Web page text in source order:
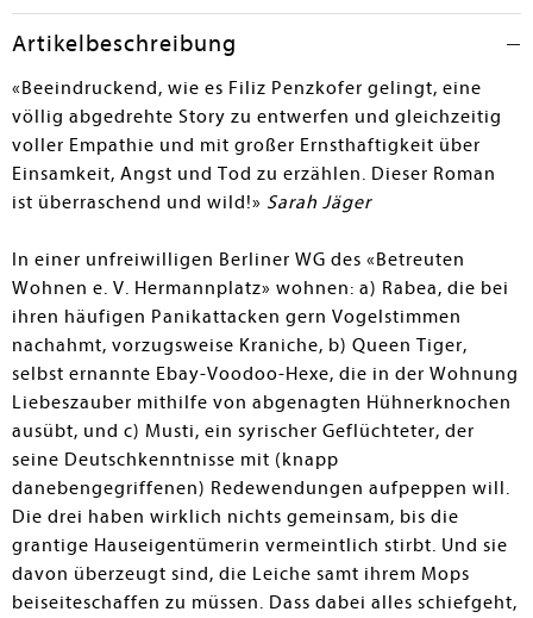
Artikelbeschreibung
«Beeindruckend, wie es Filiz Penzkofer gelingt, eine
völlig abgedrehte Story zu entwerfen und gleichzeitig
voller Empathie und mit großer Ernsthaftigkeit über
Einsamkeit, Angst und Tod zu erzählen. Dieser Roman
ist überraschend und wild!» Sarah Jäger
In einer unfreiwilligen Berliner WG des «Betreuten
Wohnen e. V. Hermannplatz» wohnen: a) Rabea, die bei
ihren häufigen Panikattacken gern Vogelstimmen
nachahmt, vorzugsweise Kraniche, b) Queen Tiger,
selbst ernannte Ebay-Voodoo-Hexe, die in der Wohnung
Liebeszauber mithilfe von abgenagten Hühnerknochen
ausübt, und c) Musti, ein syrischer Geflüchteter, der
seine Deutschkenntnisse mit (knapp
danebengegriffenen) Redewendungen aufpeppen will.
Die drei haben wirklich nichts gemeinsam, bis die
grantige Hauseigentümerin vermeintlich stirbt. Und sie
davon überzeugt sind, die Leiche samt ihrem Mops
beiseiteschaffen zu müssen. Dass dabei alles schiefgeht,